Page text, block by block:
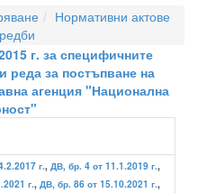
Нормативни актове
г. за специфичните
реда за постъпване на
агенция "Национална
г., ДВ, бр. 4 от 11.1.2019 г.,
г., ДВ, бр. 86 от 15.10.2021 г.,